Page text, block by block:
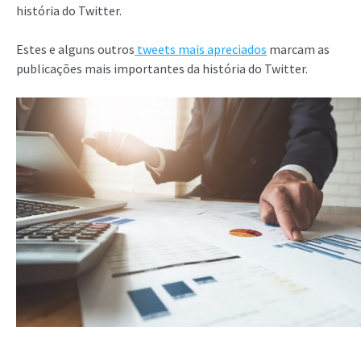
história do Twitter.
Estes e alguns outros tweets mais apreciados marcam as
publicações mais importantes da história do Twitter.